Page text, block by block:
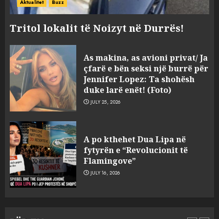
Aktualitet Buzz
Tritol lokalit të Noizyt në Durrës!
As makina, as avioni privat/ Ja
çfarë e bën seksi një burrë për
Jennifer Lopez: Ta shohësh
duke larë enët! (Foto)
JULY 25, 2026
A po kthehet Dua Lipa në
fytyrën e “Revolucionit të
Flamingove”
JULY 16, 2026
3
racist në rrjetet sociale ndaj
gazetarit grek me origjinë
shqiptare: Je mysafir këtu,
nuk duhet të flasësh!
burgosur përfundojnë në